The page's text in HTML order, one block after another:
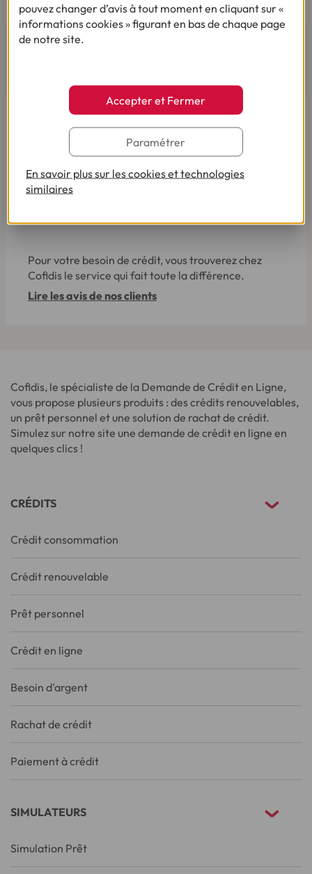
Pour votre besoin de crédit, vous trouverez chez
Cofidis le service qui fait toute la différence.
Lire les avis de nos clients
Cofidis, le spécialiste de la Demande de Crédit en Ligne,
vous propose plusieurs produits : des crédits renouvelables,
un prêt personnel et une solution de rachat de crédit.
Simulez sur notre site une demande de crédit en ligne en
quelques clics !
CRÉDITS
Crédit consommation
Crédit renouvelable
Prêt personnel
Crédit en ligne
Besoin d'argent
Rachat de crédit
Paiement à crédit
SIMULATEURS
Simulation Prêt
pouvez changer d’avis à tout moment en cliquant sur «
informations cookies » figurant en bas de chaque page
de notre site.
Accepter et Fermer
Paramétrer
En savoir plus sur les cookies et technologies
similaires